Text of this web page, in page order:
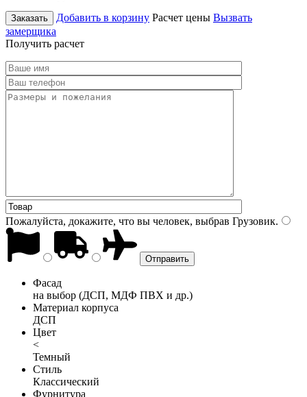
Заказать Добавить в корзину Расчет цены Вызвать
замерщика
Получить расчет
Пожалуйста, докажите, что вы человек, выбрав Грузовик.
Фасад
на выбор (ДСП, МДФ ПВХ и др.)
Материал корпуса
ДСП
Цвет
<
Темный
Стиль
Классический
Фурнитура